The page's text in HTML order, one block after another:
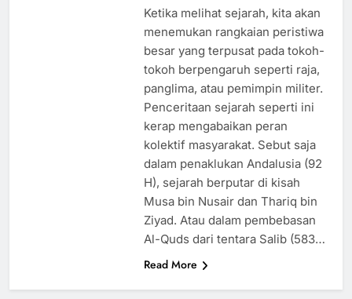
Ketika melihat sejarah, kita akan
menemukan rangkaian peristiwa
besar yang terpusat pada tokoh-
tokoh berpengaruh seperti raja,
panglima, atau pemimpin militer.
Penceritaan sejarah seperti ini
kerap mengabaikan peran
kolektif masyarakat. Sebut saja
dalam penaklukan Andalusia (92
H), sejarah berputar di kisah
Musa bin Nusair dan Thariq bin
Ziyad. Atau dalam pembebasan
Al-Quds dari tentara Salib (583…
Read More